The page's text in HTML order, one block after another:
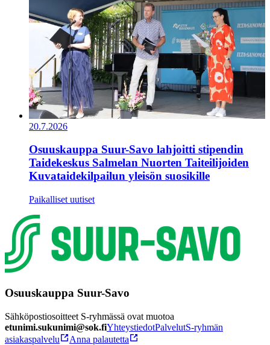
20.7.2026
Osuuskauppa Suur-Savo lahjoitti stipendin
Taidekeskus Salmelan Nuorten Taiteilijoiden
Kuvataidekilpailun yleisön suosikille
Paikalliset uutiset
Osuuskauppa Suur-Savo
Sähköpostiosoitteet S-ryhmässä ovat muotoa
etunimi.sukunimi@sok.fiYhteystiedotPalvelutS-ryhmän
asiakaspalvelu
Anna palautetta